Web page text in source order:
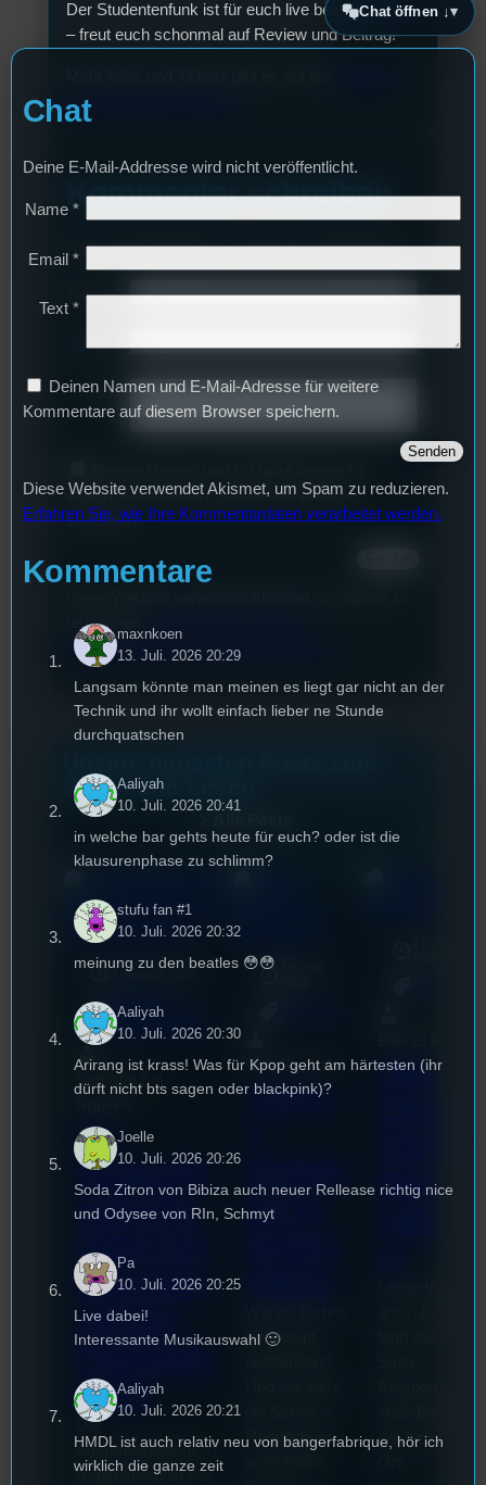
Der Studentenfunk ist für euch live beim Konzert
– freut euch schonmal auf Review und Beitrag!
der Heimat Regensburg
Kommentar schreiben
Deine E-Mail-Addresse wird nicht veröffentlicht.
Name*
Text*
weitere Kommentare auf diesem Browser
speichern.
reduzieren.
Kommentardaten verarbeitet werden.
Hören und Lesen
3. August 2026
Interview,
Veranstaltungen
Sao-Mai Sol
44.
Stummfil
mwoche
2026: Ein
Interview
mit der
iterin
Die
Stummfilmwoche in
Regensburg ist das
Tom Sawitzki
Techn
ive in
überhaupt
Regensburg
Das
Beerpo
live für euch
Chat öffnen ↓
Chat
Deine E-Mail-Addresse wird nicht veröffentlicht.
Name *
Email *
Text *
Deinen Namen und E-Mail-Adresse für weitere
Kommentare auf diesem Browser speichern.
Diese Website verwendet Akismet, um Spam zu reduzieren.
Erfahren Sie, wie Ihre Kommentardaten verarbeitet werden.
Kommentare
maxnkoen
13. Juli. 2026 20:29
Langsam könnte man meinen es liegt gar nicht an der
Technik und ihr wollt einfach lieber ne Stunde
durchquatschen
Aaliyah
10. Juli. 2026 20:41
in welche bar gehts heute für euch? oder ist die
klausurenphase zu schlimm?
stufu fan #1
10. Juli. 2026 20:32
meinung zu den beatles 😳😳
Aaliyah
10. Juli. 2026 20:30
Arirang ist krass! Was für Kpop geht am härtesten (ihr
dürft nicht bts sagen oder blackpink)?
Joelle
10. Juli. 2026 20:26
Soda Zitron von Bibiza auch neuer Rellease richtig nice
und Odysee von RIn, Schmyt
Pa
10. Juli. 2026 20:25
Live dabei!
Interessante Musikauswahl 🙂
Aaliyah
10. Juli. 2026 20:21
HMDL ist auch relativ neu von bangerfabrique, hör ich
wirklich die ganze zeit